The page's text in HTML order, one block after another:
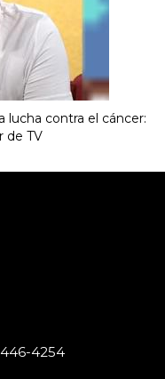
lucha contra el cáncer:
de TV
4254